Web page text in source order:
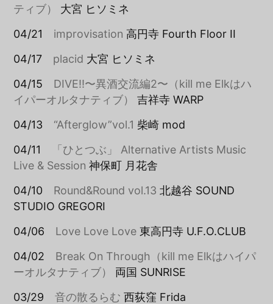
ティブ）
大宮 ヒソミネ
04/21 improvisation 高円寺 Fourth Floor II
04/17 placid 大宮 ヒソミネ
04/15 DIVE!!〜異酒交流編2〜（kill me Elkはハ
イパーオルタナティブ）
吉祥寺 WARP
04/13 “Afterglow”vol.1 柴崎 mod
04/11
「ひとつぶ」 Alternative Artists Music
Live & Session 神保町 月花舎
04/10 Round&Round vol.13 北越谷 SOUND
STUDIO GREGORI
04/06 Love Love Love 東高円寺 U.F.O.CLUB
04/02 Break On Through（kill me Elkはハイパ
ーオルタナティブ）
両国 SUNRISE
03/29音の散るらむ 西荻窪 Frida